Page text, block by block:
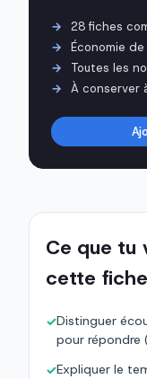
28 fiches
Économie
Toutes les
À conserver
Ce que tu
cette fiche
✓Distinguer
pour répondre
✓Expliquer le